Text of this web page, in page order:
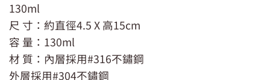
130ml
尺 寸：約直徑4.5 X 高15cm
容 量：130ml
材 質：內層採用#316不鏽鋼
外層採用#304不鏽鋼